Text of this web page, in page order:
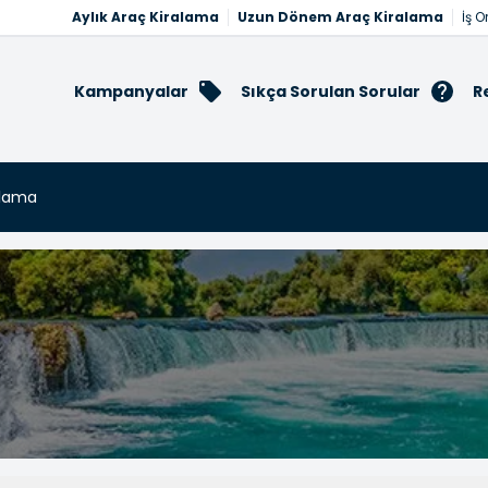
Aylık Araç Kiralama Uzun Dönem Araç Kiralama İş
Kampanyalar Sıkça Sorulan Sorular